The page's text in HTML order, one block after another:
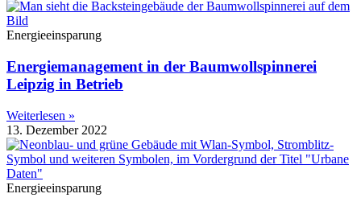
Energieeinsparung
Energiemanagement in der Baumwollspinnerei
Leipzig in Betrieb
Weiterlesen »
13. Dezember 2022
Energieeinsparung